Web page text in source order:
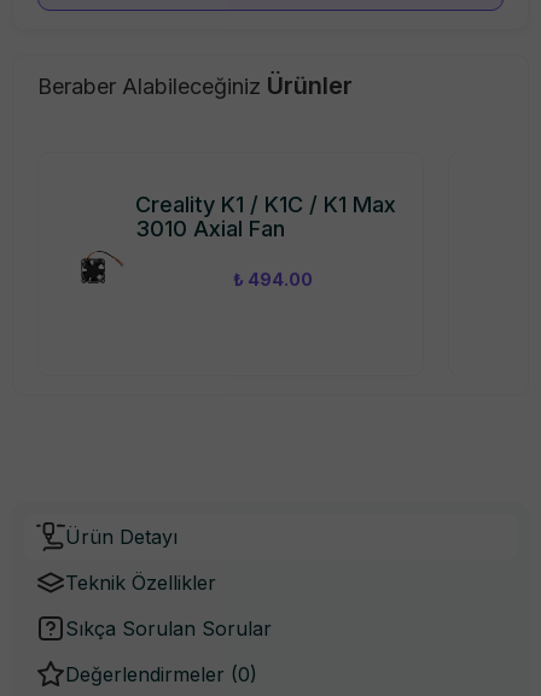
Beraber Alabileceğiniz Ürünler
Creality K1 / K1C / K1 Max
3010 Axial Fan
₺ 494.00
Ürün Detayı
Teknik Özellikler
Sıkça Sorulan Sorular
Değerlendirmeler (0)